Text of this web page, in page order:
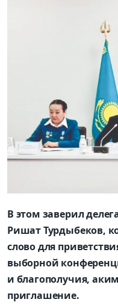
В этом заверил
Ришат Турдыбеков,
слово для
выборной
и благополучия,
приглашение.